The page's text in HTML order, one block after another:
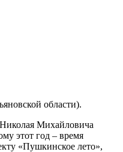
области).
Михайловича
этот год – время
«Пушкинское лето»,